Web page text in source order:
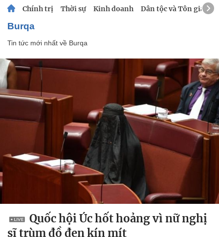
Chính trị Thời sự Kinh doanh Dân tộc và Tôn giáo
Burqa
Tin tức mới nhất về Burqa
Quốc hội Úc hốt hoảng vì nữ nghị
sĩ trùm đồ đen kín mít